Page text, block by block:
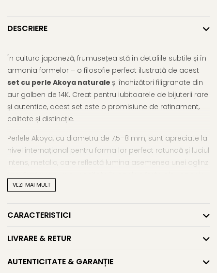
DESCRIERE
În cultura japoneză, frumusețea stă în detaliile subtile și în
armonia formelor – o filosofie perfect ilustrată de acest
set cu perle Akoya naturale și închizători filigranate din
aur galben de 14K. Creat pentru iubitoarele de bijuterii rare
și autentice, acest set este o promisiune de rafinament,
calitate și distincție.
Perlele Akoya, cu diametru de 7,5–8 mm, sunt apreciate la
nivel internațional pentru forma lor perfect rotundă și luciul
intens, metalic, care reflectă lumina asemenea unei oglinzi
selecționate cu grijă pentru simetrie și eleganță vizuală.
Colierul și brățara sunt înnodate manual, iar fiecare piesă
este finisată cu o închizătoare filigranată din aur galben
pentru siguranță. Cerceii, cu tortiță închisă, continuă linia
VEZI MAI MULT
CARACTERISTICI
LIVRARE & RETUR
AUTENTICITATE & GARANȚIE